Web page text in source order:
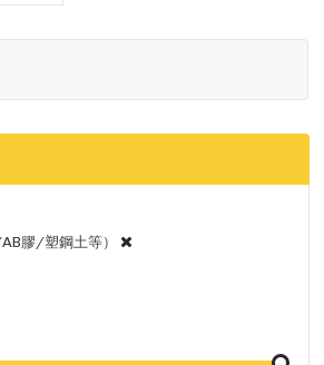
膠/塑鋼土等）